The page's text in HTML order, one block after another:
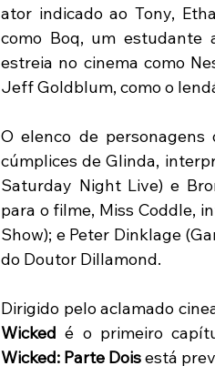
ator indicado ao Tony,
como Boq, um estudante
estreia no cinema como
Jeff Goldblum, como o
O elenco de personagens
cúmplices de Glinda,
Saturday Night Live) e
para o filme, Miss Coddle,
Show); e Peter Dinklage
do Doutor Dillamond.
Wicked
Wicked: Parte Dois está